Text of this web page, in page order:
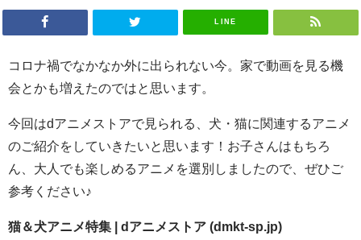
LINE
コロナ禍でなかなか外に出られない今。家で動画を見る機
会とかも増えたのではと思います。
今回はdアニメストアで見られる、犬・猫に関連するアニメ
のご紹介をしていきたいと思います！お子さんはもちろ
ん、大人でも楽しめるアニメを選別しましたので、ぜひご
参考ください♪
猫＆犬アニメ特集 | dアニメストア (dmkt-sp.jp)